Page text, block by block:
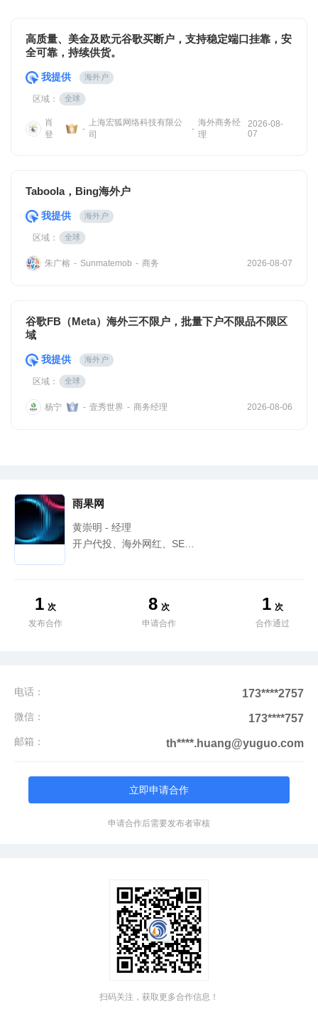
高质量、美金及欧元谷歌买断户，支持稳定端口挂靠，安
全可靠，持续供货。
我提供 海外户
区域： 全球
肖
登
-
上海宏狐网络科技有限公
司
-
海外商务经
理
2026-08-
07
Taboola，Bing海外户
我提供 海外户
区域： 全球
朱广榕 - Sunmatemob - 商务 2026-08-07
谷歌FB（Meta）海外三不限户，批量下户不限品不限区
域
我提供 海外户
区域： 全球
杨宁 - 壹秀世界 - 商务经理 2026-08-06
雨果网
黄崇明 - 经理
1 次
发布合作
8 次
申请合作
1 次
合作通过
电话： 173****2757
微信： 173****757
邮箱： th****.huang@yuguo.com
立即申请合作
申请合作后需要发布者审核
扫码关注，获取更多合作信息！